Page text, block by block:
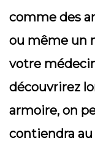
comme des
ou même un
votre
découvrirez
armoire, on
contiendra